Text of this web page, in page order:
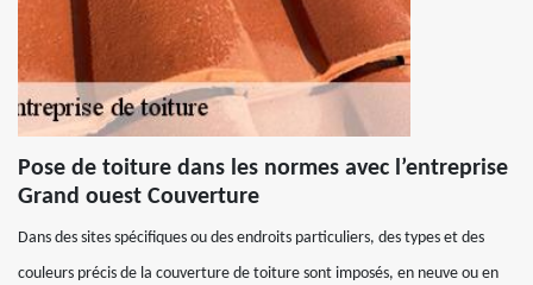
Pose de toiture dans les normes avec l’entreprise
Grand ouest Couverture
Dans des sites spécifiques ou des endroits particuliers, des types et des
couleurs précis de la couverture de toiture sont imposés, en neuve ou en